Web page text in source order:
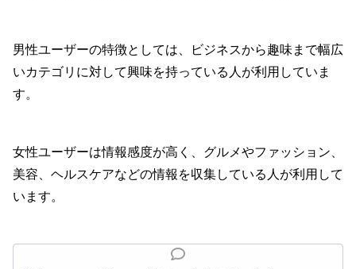
男性ユーザーの特徴としては、ビジネスから趣味まで幅広
いカテゴリに対して興味を持っている人が利用していま
す。
女性ユーザーは情報感度が高く、グルメやファッション、
美容、ヘルスケアなどの情報を収集している人が利用して
います。